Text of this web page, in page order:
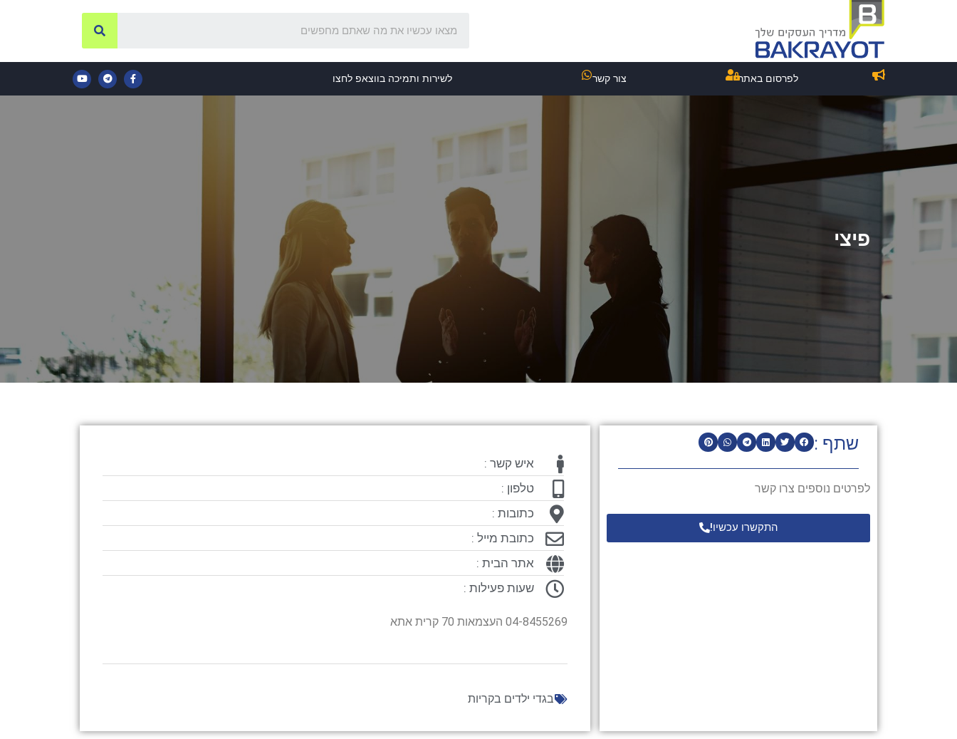
לפרסום באתר צור קשר לשירות ותמיכה בווצאפ לחצו
פיצי
שתף :
לפרטים נוספים צרו קשר
התקשרו עכשיו!
איש קשר :
טלפון :
כתובות :
כתובת מייל :
אתר הבית :
שעות פעילות :
04-8455269 העצמאות 70 קרית אתא
בגדי ילדים בקריות